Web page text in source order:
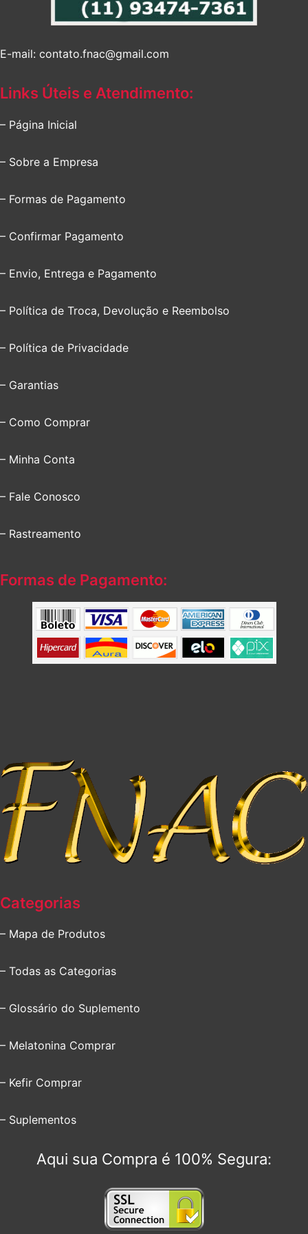
E-mail: contato.fnac@gmail.com
Links Úteis e Atendimento:
– Página Inicial
– Sobre a Empresa
– Formas de Pagamento
– Confirmar Pagamento
– Envio, Entrega e Pagamento
– Política de Troca, Devolução e Reembolso
– Política de Privacidade
– Garantias
– Como Comprar
– Minha Conta
– Fale Conosco
– Rastreamento
Formas de Pagamento:
Categorias
– Mapa de Produtos
– Todas as Categorias
– Glossário do Suplemento
– Melatonina Comprar
– Kefir Comprar
– Suplementos
Aqui sua Compra é 100% Segura: